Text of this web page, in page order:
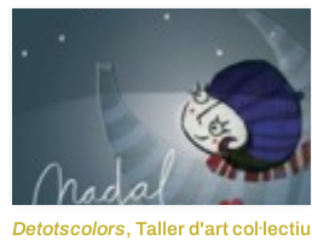
Detotscolors, Taller d'art col·lectiu